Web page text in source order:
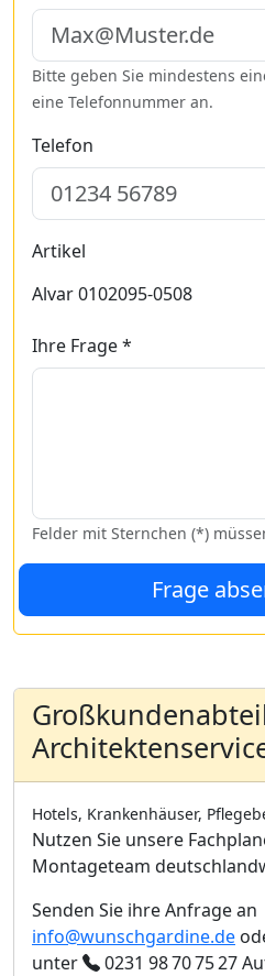
Bitte geben Sie mindestens
eine Telefonnummer an.
Telefon
Artikel
Alvar 0102095-0508
Ihre Frage *
Felder mit Sternchen (*)
Frage
Hotels, Krankenhäuser,
Nutzen Sie unsere
Montageteam
Senden Sie ihre Anfrage an
info@wunschgardine.de
unter
0231 98 70 75 27